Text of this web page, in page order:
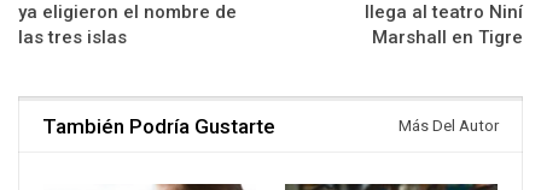
ya eligieron el nombre de
las tres islas
llega al teatro Niní
Marshall en Tigre
También Podría Gustarte Más Del Autor